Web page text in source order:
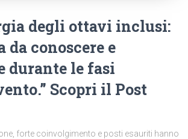
degli ottavi inclusi:
da conoscere e
durante le fasi
Scopri il Post
forte coinvolgimento e posti esauriti hanno